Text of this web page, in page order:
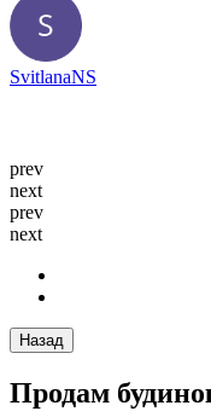
SvitlanaNS
prev
next
prev
next
Назад
Продам